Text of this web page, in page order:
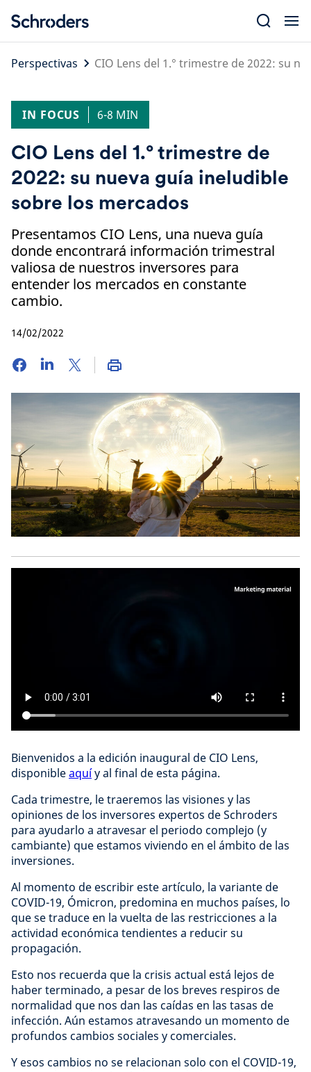
content
Perspectivas
CIO Lens del 1.° trimestre de 2022: su
IN FOCUS 6-8 MIN
CIO Lens del 1.° trimestre de
2022: su nueva guía ineludible
sobre los mercados
Presentamos CIO Lens, una nueva guía
donde encontrará información trimestral
valiosa de nuestros inversores para
entender los mercados en constante
cambio.
14/02/2022
Bienvenidos a la edición inaugural de CIO Lens,
disponibleaquíy al final de esta página.
Cada trimestre, le traeremos las visiones y las
opiniones de los inversores expertos de Schroders
para ayudarlo a atravesar el periodo complejo (y
cambiante) que estamos viviendo en el ámbito de las
inversiones.
Al momento de escribir este artículo, la variante de
COVID-19, Ómicron, predomina en muchos países, lo
que se traduce en la vuelta de las restricciones a la
actividad económica tendientes a reducir su
propagación.
Esto nos recuerda que la crisis actual está lejos de
haber terminado, a pesar de los breves respiros de
normalidad que nos dan las caídas en las tasas de
infección. Aún estamos atravesando un momento de
profundos cambios sociales y comerciales.
Y esos cambios no se relacionan solo con el COVID-19,